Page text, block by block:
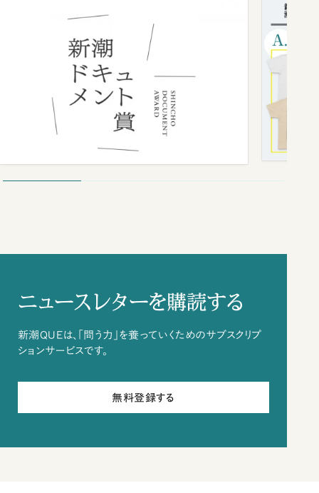
ニュースレターを購読する
新潮QUEは、「問う力」を養っていくためのサブスクリプ
ションサービスです。
無料登録する